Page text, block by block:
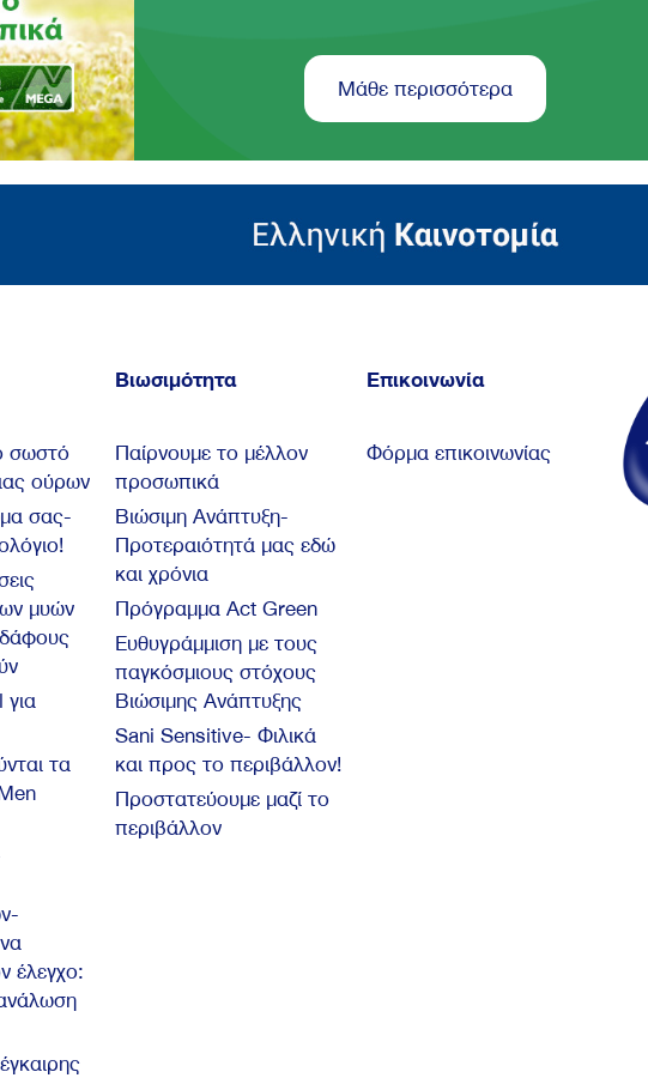
Μάθε περισσότερα
σωστό
ούρων
σας-
μυών
για
τα
έλεγχο:
Βιωσιμότητα
Παίρνουμε το μέλλον
προσωπικά
Βιώσιμη Ανάπτυξη-
Προτεραιότητά μας εδώ
και χρόνια
Πρόγραμμα Act Green
Ευθυγράμμιση με τους
παγκόσμιους στόχους
Βιώσιμης Ανάπτυξης
Sani Sensitive- Φιλικά
και προς το περιβάλλον!
Προστατεύουμε μαζί το
περιβάλλον
Επικοινωνία
Φόρμα επικοινωνίας